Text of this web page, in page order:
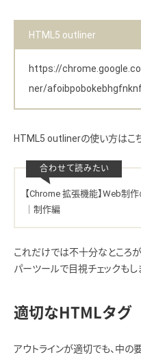
HTML5 outliner
https://
ner/
HTML5 outlinerの使い方はこ
【Chrome 拡張機能】Web制
｜制作編
これだけでは不十分なところ
パーツールで目視チェックもし
適切なHTMLタグ
アウトラインが適切でも、中の